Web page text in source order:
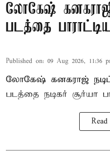
லோகேஷ்
படத்தை
Published on: 09 Aug 2026, 11:36
லோகேஷ் கனகராஜ்
படத்தை நடிகர் சூர்யா